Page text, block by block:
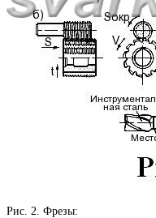
Рис. 2. Фрезы: